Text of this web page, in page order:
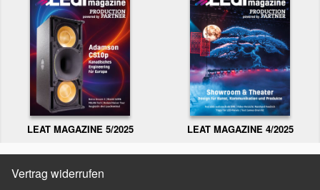
LEAT MAGAZINE 5/2025 LEAT MAGAZINE 4/2025
Vertrag widerrufen